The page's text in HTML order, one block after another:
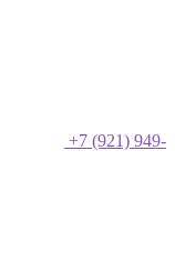
+7 (921) 949-